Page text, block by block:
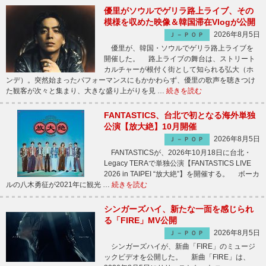
優里がソウルでゲリラ路上ライブ、その
模様を収めた映像＆韓国滞在Vlogが公開
Ｊ－ＰＯＰ
2026年8月5日
優里が、韓国・ソウルでゲリラ路上ライブを
開催した。 路上ライブの舞台は、ストリート
カルチャーが根付く街として知られる弘大（ホ
ンデ）。突然始まったパフォーマンスにもかかわらず、優里の歌声を聴きつけ
た観客が次々と集まり、大きな盛り上がりを見 … 続きを読む
FANTASTICS、台北で初となる海外単独
公演【放大絶】10月開催
Ｊ－ＰＯＰ
2026年8月5日
FANTASTICSが、2026年10月18日に台北・
Legacy TERAで単独公演【FANTASTICS LIVE
2026 in TAIPEI “放大絶”】を開催する。 ボーカ
ルの八木勇征が2021年に観光 … 続きを読む
シンガーズハイ、新たな一面を感じられ
る「FIRE」MV公開
Ｊ－ＰＯＰ
2026年8月5日
シンガーズハイが、新曲「FIRE」のミュージ
ックビデオを公開した。 新曲「FIRE」は、